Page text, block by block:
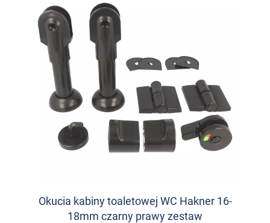
Okucia kabiny toaletowej WC Hakner 16-
18mm czarny prawy zestaw